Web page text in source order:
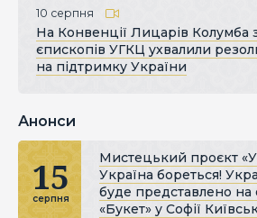
10 серпня
На Конвенції Лицарів Колумба
єпископів УГКЦ ухвалили
на підтримку України
Анонси
15
серпня
Мистецький проєкт
Україна бореться!
буде представлено на
«Букет» у Софії